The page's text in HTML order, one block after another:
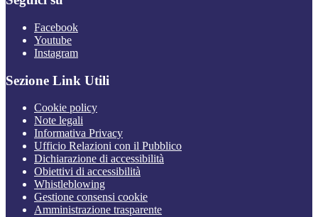
Facebook
Youtube
Instagram
Sezione Link Utili
Cookie policy
Note legali
Informativa Privacy
Ufficio Relazioni con il Pubblico
Dichiarazione di accessibilità
Obiettivi di accessibilità
Whistleblowing
Gestione consensi cookie
Amministrazione trasparente